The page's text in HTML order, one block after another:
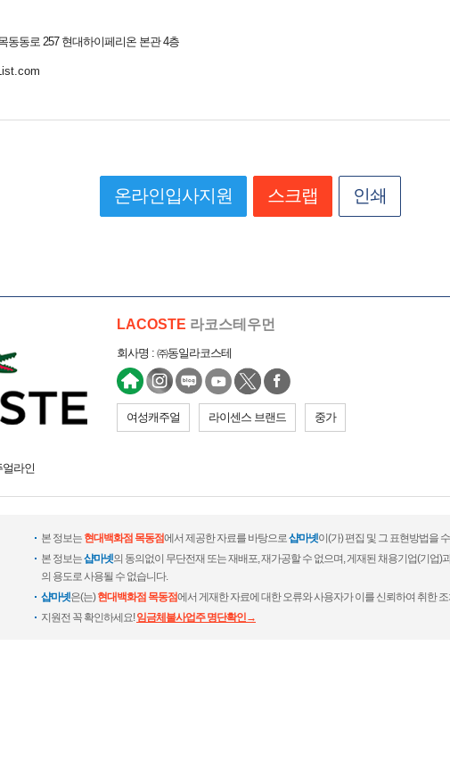
동동로 257 현대하이페리온 본관 4층
온라인입사지원 스크랩 인쇄
LACOSTE 라코스테우먼
회사명 : ㈜동일라코스테
여성캐주얼 라이센스 브랜드 중가
라인
본 정보는 현대백화점 목동점에서 제공한 자료를 바탕으로샵마넷이(가) 편집 및 그 표현방법을
본 정보는샵마넷의 동의없이 무단전재 또는 재배포, 재가공할 수 없으며, 게재된 채용기업(기업)
의 용도로 사용될 수 없습니다.
샵마넷은(는)현대백화점 목동점에서 게재한 자료에 대한 오류와 사용자가 이를 신뢰하여 취한
지원전 꼭 확인하세요!임금체불사업주 명단확인→